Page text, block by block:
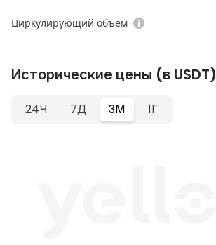
Циркулирующий объем
Исторические цены (в USDT)
24Ч 7Д 3М 1Г